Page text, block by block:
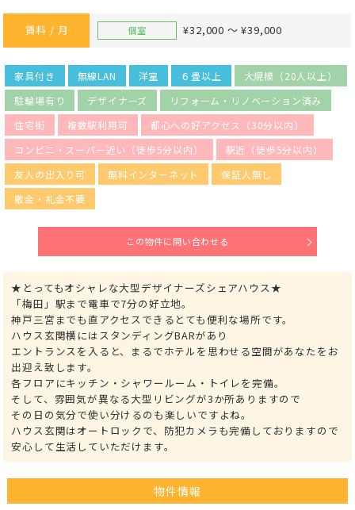
賃料 / 月 個室 ¥32,000 ～ ¥39,000
家具付き 無線LAN 洋室 ６畳以上
大規模（20人以上）
駐輪場有り
デザイナーズ
リフォーム・リノベーション済み
住宅街
複数駅利用可
都心への好アクセス（30分以内）
コンビニ・スーパー近い（徒歩5分以内）
駅近（徒歩5分以内）
友人の出入り可
無料インターネット
保証人無し
敷金・礼金不要
この物件に問い合わせる
★とってもオシャレな大型デザイナーズシェアハウス★
「梅田」駅まで電車で7分の好立地。
神戸三宮までも直アクセスできるとても便利な場所です。
ハウス玄関横にはスタンディングBARがあり
エントランスを入ると、まるでホテルを思わせる空間があなたをお
出迎え致します。
各フロアにキッチン・シャワールーム・トイレを完備。
そして、雰囲気が異なる大型リビングが3か所ありますので
その日の気分で使い分けるのも楽しいですよね。
ハウス玄関はオートロックで、防犯カメラも完備しておりますので
安心して生活していただけます。
物件情報